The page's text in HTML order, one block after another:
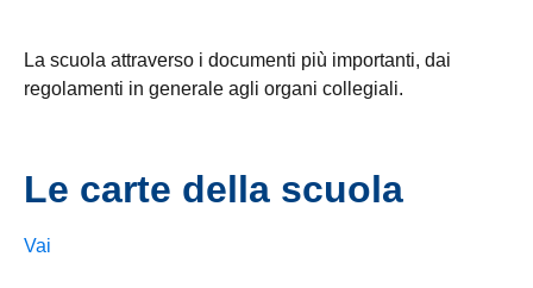
La scuola attraverso i documenti più importanti, dai
regolamenti in generale agli organi collegiali.
Le carte della scuola
Vai